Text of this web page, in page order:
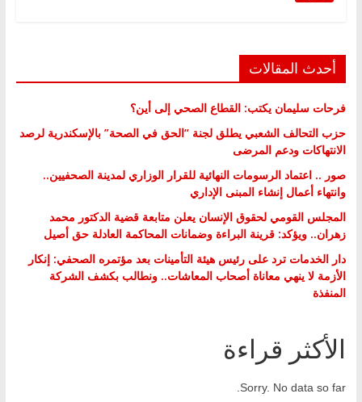
أحدث المقالات
فرحات سليمان يكتب: القطاع الصحي إلى أين؟
حزب التحالف الشعبي يطلق لجنة “الحق في الصحة” بالإسكندرية لرصد
الانتهاكات ودعم المرضى
صور .. اعتماد الرسومات النهائية للقرار الوزاري لمدينة الصحفيين..
وانتهاء أعمال إنشاء المبنى الإداري
المجلس القومي لحقوق الإنسان يعلن متابعة قضية الدكتور محمد
زهران.. ويؤكد: قرينة البراءة وضمانات المحاكمة العادلة حق أصيل
دار الخدمات ترد على رئيس هيئة التأمينات بعد مؤتمره الصحفي: إنكار
الأزمة لا ينهي معاناة أصحاب المعاشات.. ونطالب بكشف الشركة
المنفذة
الأكثر قراءة
Sorry. No data so far.